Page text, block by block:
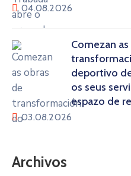
04.08.2026
Comezan
deportivo
os seus
espazo de
03.08.2026
Archivos